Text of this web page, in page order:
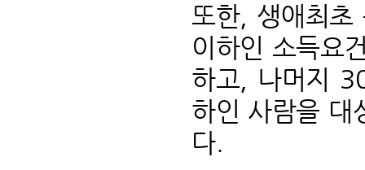
또한, 생애최
이하인 소득요
하고, 나머지
하인 사람을 대
다.